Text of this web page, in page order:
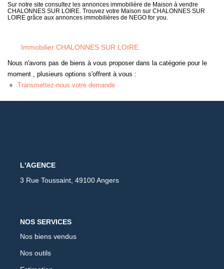
Sur notre site consultez les annonces immobilière de Maison à vendre
CHALONNES SUR LOIRE. Trouvez votre Maison sur CHALONNES SUR
LOIRE grâce aux annonces immobilières de NEGO for you.
Immobilier CHALONNES SUR LOIRE
Nous n'avons pas de biens à vous proposer dans la catégorie pour le
moment , plusieurs options s'offrent à vous :
Transmettez-nous votre demande
L'AGENCE
3 Rue Toussaint, 49100 Angers
NOS SERVICES
Nos biens vendus
Nos outils